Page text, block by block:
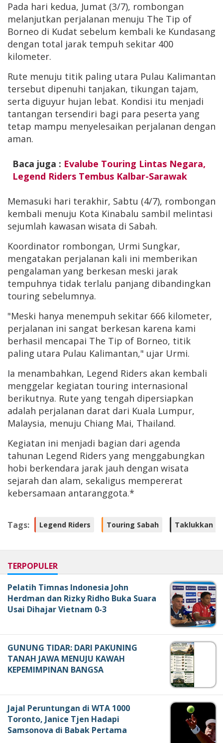
Pada hari kedua, Jumat (3/7), rombongan
melanjutkan perjalanan menuju The Tip of
Borneo di Kudat sebelum kembali ke Kundasang
dengan total jarak tempuh sekitar 400
kilometer.
Rute menuju titik paling utara Pulau Kalimantan
tersebut dipenuhi tanjakan, tikungan tajam,
serta diguyur hujan lebat. Kondisi itu menjadi
tantangan tersendiri bagi para peserta yang
tetap mampu menyelesaikan perjalanan dengan
aman.
Baca juga : Evalube Touring Lintas Negara,
Legend Riders Tembus Kalbar-Sarawak
Memasuki hari terakhir, Sabtu (4/7), rombongan
kembali menuju Kota Kinabalu sambil melintasi
sejumlah kawasan wisata di Sabah.
Koordinator rombongan, Urmi Sungkar,
mengatakan perjalanan kali ini memberikan
pengalaman yang berkesan meski jarak
tempuhnya tidak terlalu panjang dibandingkan
touring sebelumnya.
"Meski hanya menempuh sekitar 666 kilometer,
perjalanan ini sangat berkesan karena kami
berhasil mencapai The Tip of Borneo, titik
paling utara Pulau Kalimantan," ujar Urmi.
Ia menambahkan, Legend Riders akan kembali
menggelar kegiatan touring internasional
berikutnya. Rute yang tengah dipersiapkan
adalah perjalanan darat dari Kuala Lumpur,
Malaysia, menuju Chiang Mai, Thailand.
Kegiatan ini menjadi bagian dari agenda
tahunan Legend Riders yang menggabungkan
hobi berkendara jarak jauh dengan wisata
sejarah dan alam, sekaligus mempererat
kebersamaan antaranggota.*
Tags: Legend Riders Touring Sabah Taklukkan
TERPOPULER
Pelatih Timnas Indonesia John
Herdman dan Rizky Ridho Buka Suara
Usai Dihajar Vietnam 0-3
GUNUNG TIDAR: DARI PAKUNING
TANAH JAWA MENUJU KAWAH
KEPEMIMPINAN BANGSA
Jajal Peruntungan di WTA 1000
Toronto, Janice Tjen Hadapi
Samsonova di Babak Pertama